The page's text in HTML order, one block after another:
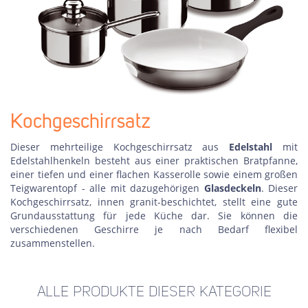
Kochgeschirrsatz
Dieser mehrteilige Kochgeschirrsatz aus Edelstahl mit
Edelstahlhenkeln besteht aus einer praktischen Bratpfanne,
einer tiefen und einer flachen Kasserolle sowie einem großen
Teigwarentopf - alle mit dazugehörigen Glasdeckeln. Dieser
Kochgeschirrsatz, innen granit-beschichtet, stellt eine gute
Grundausstattung für jede Küche dar. Sie können die
verschiedenen Geschirre je nach Bedarf flexibel
zusammenstellen.
ALLE PRODUKTE DIESER KATEGORIE